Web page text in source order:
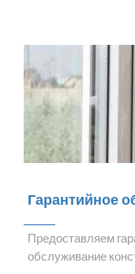
Гарантийное
Предоставляем
обслуживание